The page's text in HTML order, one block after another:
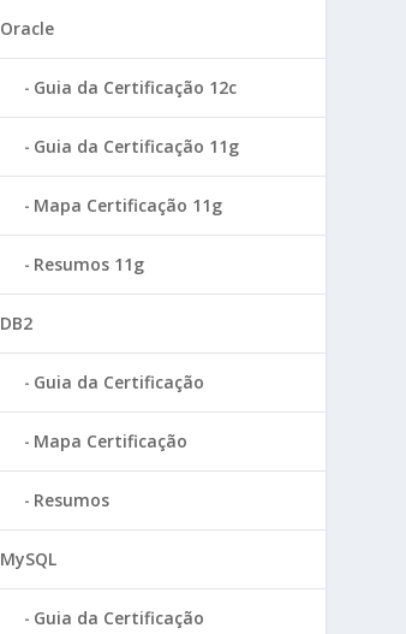
Oracle
Guia da Certificação 12c
Guia da Certificação 11g
Mapa Certificação 11g
Resumos 11g
DB2
Guia da Certificação
Mapa Certificação
Resumos
MySQL
Guia da Certificação